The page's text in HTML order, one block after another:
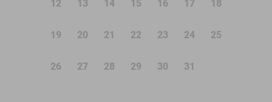
12 13 14 15 16 17 18
19 20 21 22 23 24 25
26 27 28 29 30 31